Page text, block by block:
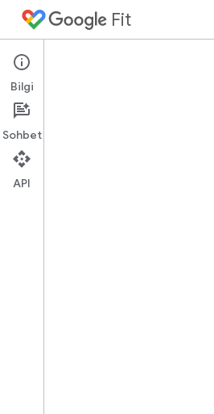
Fit
Giriş
Platforma genel bakış
Bilgi
Sohbet
API